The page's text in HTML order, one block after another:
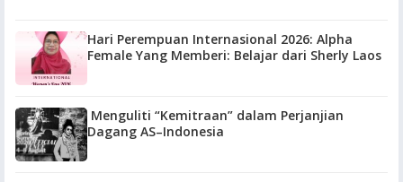
Hari Perempuan Internasional 2026: Alpha
Female Yang Memberi: Belajar dari Sherly Laos
Menguliti “Kemitraan” dalam Perjanjian
Dagang AS–Indonesia